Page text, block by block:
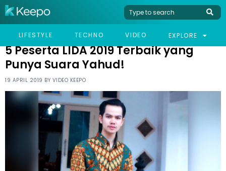
LIFESTYLE TECHNO VIDEO EXPLORE
HOME CELEB 5 PESERTA LIDA 2019 TERBAIK YANG PUNYA SUARA YAHUD!
5 Peserta LIDA 2019 Terbaik yang
Punya Suara Yahud!
19 APRIL 2019 BY VIDEO KEEPO